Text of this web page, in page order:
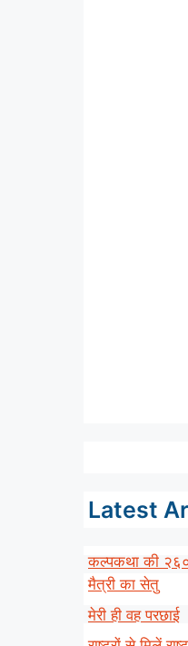
Latest
कल्पकथा की
मैत्री का सेतु
मेरी ही वह परछाई